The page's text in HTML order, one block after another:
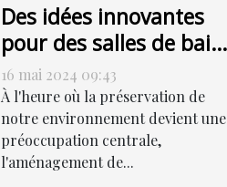
Des idées innovantes
pour des salles de bain
respectueuses de
l'environnement
16 mai 2024 09:43
À l'heure où la préservation de
notre environnement devient une
préoccupation centrale,
l'aménagement de...